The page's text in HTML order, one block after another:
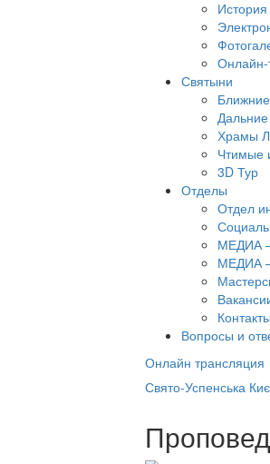
История
Онлайн-
Святыни
Храмы
Чтимые
3D Тур
Отделы
Отдел
МЕДИА
МЕДИА
Контакты
Вопросы и
Онлайн трансляция
12 сентября
трансляции
Свято-Успенська